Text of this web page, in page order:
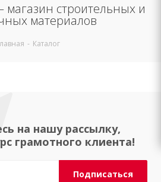
строительных и
материалов
- Каталог
на нашу рассылку,
грамотного клиента!